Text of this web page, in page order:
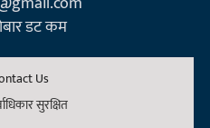
डट कम
Us
सुरक्षित